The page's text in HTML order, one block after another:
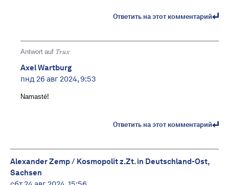
Ответить на этот комментарий
Antwort auf Trux
Axel Wartburg
пнд 26 авг 2024, 9:53
Namasté!
Ответить на этот комментарий
Alexander Zemp / Kosmopolit z.Zt. in Deutschland-Ost,
Sachsen